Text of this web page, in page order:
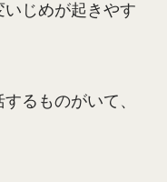
じめが起きやす
るものがいて、